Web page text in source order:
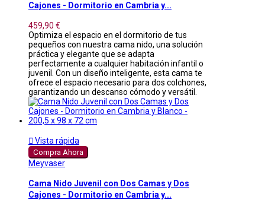
Cajones - Dormitorio en Cambria y...
459,90 €
Optimiza el espacio en el dormitorio de tus
pequeños con nuestra cama nido, una solución
práctica y elegante que se adapta
perfectamente a cualquier habitación infantil o
juvenil. Con un diseño inteligente, esta cama te
ofrece el espacio necesario para dos colchones,
garantizando un descanso cómodo y versátil.
 Vista rápida
Compra Ahora
Meyvaser
Cama Nido Juvenil con Dos Camas y Dos
Cajones - Dormitorio en Cambria y...